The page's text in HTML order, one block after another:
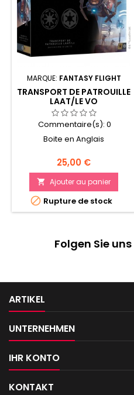
MARQUE: FANTASY FLIGHT
TRANSPORT DE PATROUILLE
LAAT/LE VO
Commentaire(s): 0
Boite en Anglais
Prix
25,00 €
 Ajouter au panier
 Rupture de stock
Folgen Sie
ARTIKEL
UNTERNEHMEN
IHR KONTO
KONTAKT